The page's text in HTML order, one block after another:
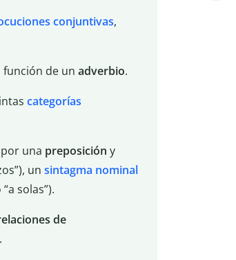
conjuntivas,
de un adverbio.
categorías
una preposición y
un sintagma nominal
solas”).
de